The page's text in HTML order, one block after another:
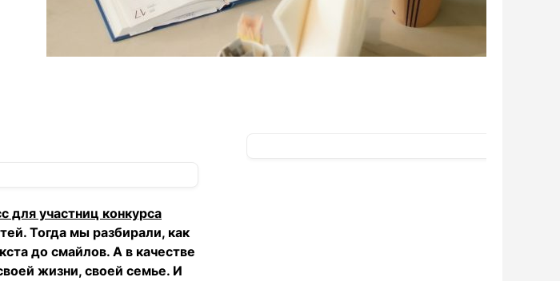
для участниц конкурса
Тогда мы разбирали, как
до смайлов. А в качестве
жизни, своей семье. И